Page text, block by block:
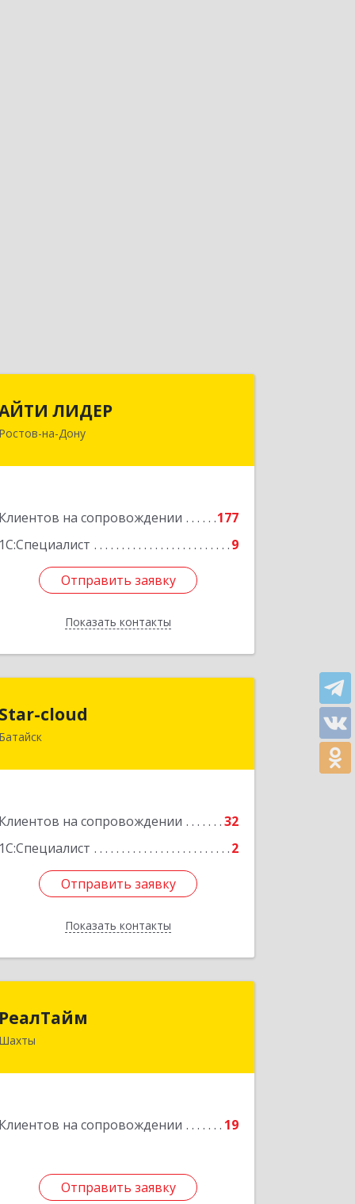
ЛИДЕР
Ростов-на-Дону
Клиентов на сопровождении
177
1С:Специалист
9
Отправить заявку
Показать контакты
344065, Ростовская обл, Ростов-на-
Подробнее
Отправить заявку
Назад
Star-cloud
Батайск
Клиентов на сопровождении
32
1С:Специалист
2
Отправить заявку
Показать контакты
346880, Ростовская обл, Батайск г,
Отправить заявку
Назад
РеалТайм
Шахты
Клиентов на сопровождении 19
Отправить заявку
346504, Ростовская обл, Шахты г,
Отправить заявку